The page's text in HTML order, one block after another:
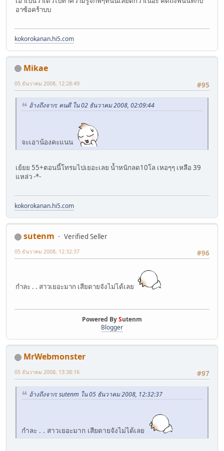
อาซ้อคร้าบบ
kokorokanan.hi5.com
Mikae
#95
05 ธันวาคม 2008, 12:28:49
อ้างถึงจาก: คนดี ใน 02 ธันวาคม 2008, 02:09:44
จะเอาน้องคะแนน
เย้ยย 55+ตอนนี้โทรมไปเยอะเลย น้ำหนักลด10โล เหอๆๆ เหลือ 39
แหล่ว -*-
kokorokanan.hi5.com
sutenm
Verified Seller
#96
05 ธันวาคม 2008, 12:32:37
กำละ . . สาวเยอะมาก เสียดายจังไม่ได้เลย
Powered BySutenm
Blogger
MrWebmonster
#97
05 ธันวาคม 2008, 13:38:16
อ้างถึงจาก: sutenm ใน 05 ธันวาคม 2008, 12:32:37
กำละ . . สาวเยอะมาก เสียดายจังไม่ได้เลย